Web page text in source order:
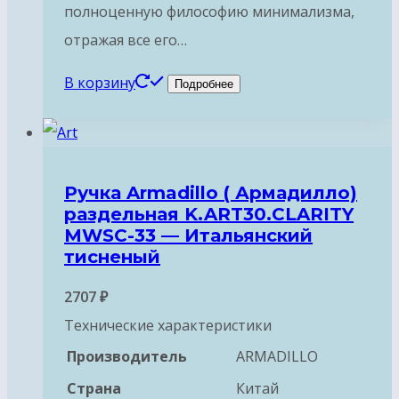
полноценную философию минимализма,
отражая все его…
В корзину Подробнее
Ручка Armadillo ( Армадилло)
раздельная K.ART30.CLARITY
MWSC-33 — Итальянский
тисненый
2707₽
Технические характеристики
Производитель
ARMADILLO
Страна
Китай